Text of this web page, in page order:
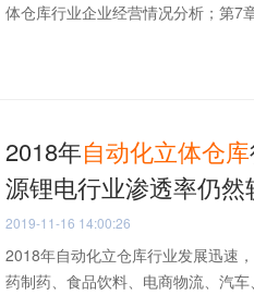
体仓库行业企业经营情况分析；第7
2018年自动化立体仓库
源锂电行业渗透率仍然
2019-11-16 14:00:26
2018年自动化立仓库行业发展迅速
药制药、食品饮料、电商物流、汽